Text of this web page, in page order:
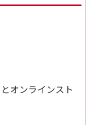
オンラインスト